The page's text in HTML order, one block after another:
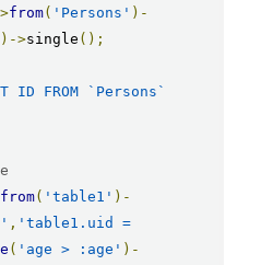
from( 'Persons' )-
)->single ();
ID FROM `Persons`
from( 'table1' )-
, 'table1.uid =
( 'age > :age' )-